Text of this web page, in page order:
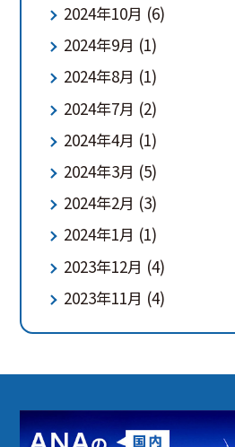
2024年10月 (6)
2024年9月 (1)
2024年8月 (1)
2024年7月 (2)
2024年4月 (1)
2024年3月 (5)
2024年2月 (3)
2024年1月 (1)
2023年12月 (4)
2023年11月 (4)